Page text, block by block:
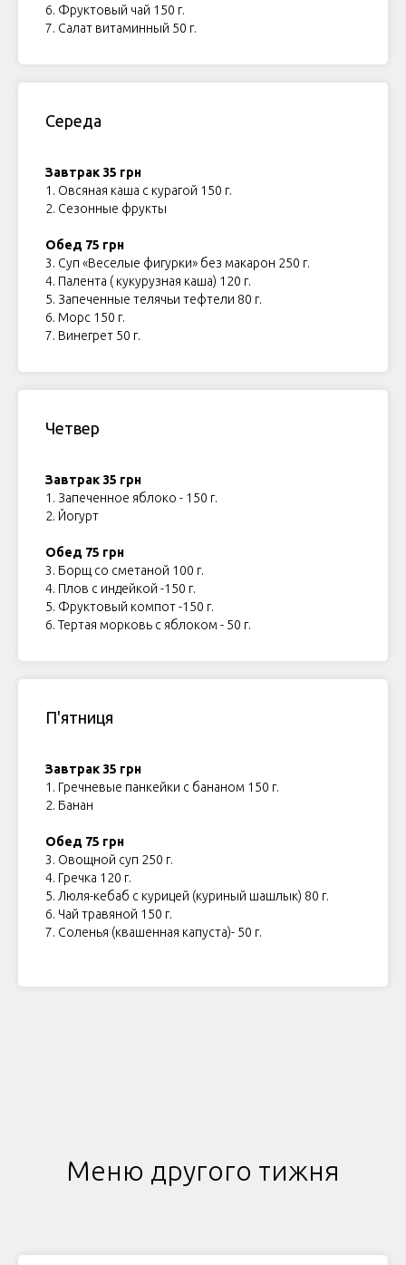
6. Фруктовый чай 150 г.
7. Салат витаминный 50 г.
Середа
Завтрак 35 грн
1. Овсяная каша с курагой 150 г.
2. Сезонные фрукты
Обед 75 грн
3. Суп «Веселые фигурки» без макарон 250 г.
4. Палента ( кукурузная каша) 120 г.
5. Запеченные телячьи тефтели 80 г.
6. Морс 150 г.
7. Винегрет 50 г.
Четвер
Завтрак 35 грн
1. Запеченное яблоко - 150 г.
2. Йогурт
Обед 75 грн
3. Борщ со сметаной 100 г.
4. Плов с индейкой -150 г.
5. Фруктовый компот -150 г.
6. Тертая морковь с яблоком - 50 г.
П'ятниця
Завтрак 35 грн
1. Гречневые панкейки с бананом 150 г.
2. Банан
Обед 75 грн
3. Овощной суп 250 г.
4. Гречка 120 г.
5. Люля-кебаб с курицей (куриный шашлык) 80 г.
6. Чай травяной 150 г.
7. Соленья (квашенная капуста)- 50 г.
Меню другого тижня